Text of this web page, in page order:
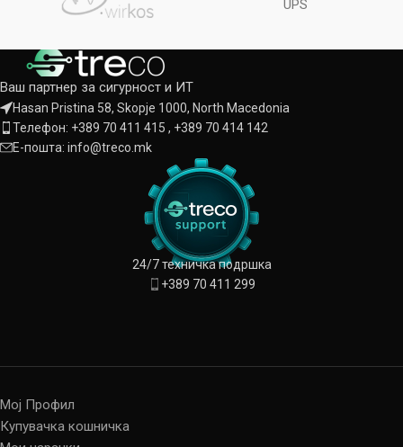
микрофон ·Поддршка за
картичка,
UPS
Ваш партнер за сигурност и ИТ
Hasan Pristina 58, Skopje 1000, North Macedonia
Телефон: +389 70 411 415 , +389 70 414 142
Е-пошта: info@treco.mk
24/7 техничка подршка
+389 70 411 299
Мој Профил
Купувачка кошничка